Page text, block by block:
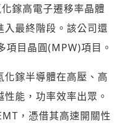
鎵高電子遷移率晶體
最終階段。該公司還
項目晶圓(MPW)項目。
鎵半導體在高壓、高
能，功率效率出眾。
，憑借其高速開關性